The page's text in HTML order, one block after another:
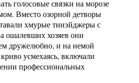
голосовые связки на морозе
Вместо озорной детворы
хмурые тинэйджеры с
ошалевших хозяев они
дружелюбно, и на немой
усмехаясь, включали
профессиональных